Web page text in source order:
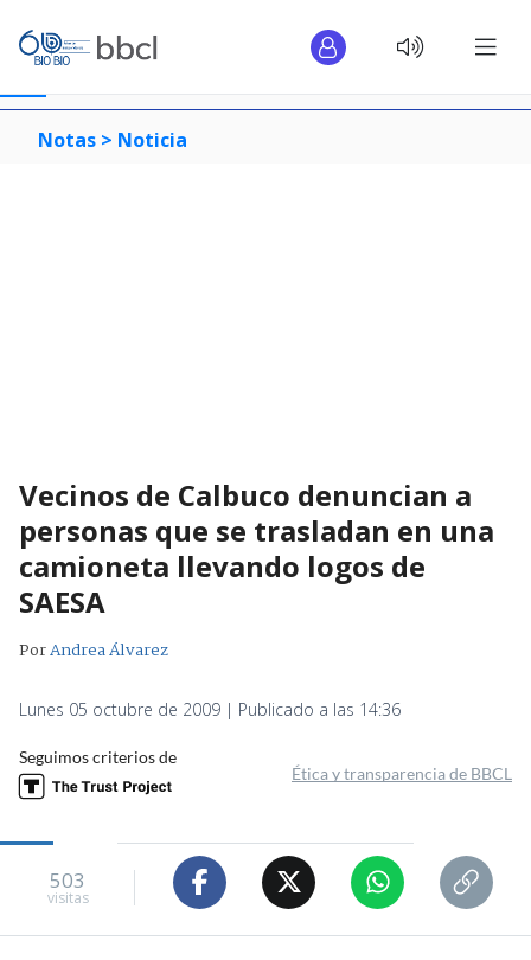
Notas > Noticia
Vecinos de Calbuco denuncian a
personas que se trasladan en una
camioneta llevando logos de
SAESA
PorAndrea Álvarez
Lunes 05 octubre de 2009 | Publicado a las 14:36
Seguimos criterios de
Ética y transparencia de BBCL
503
visitas